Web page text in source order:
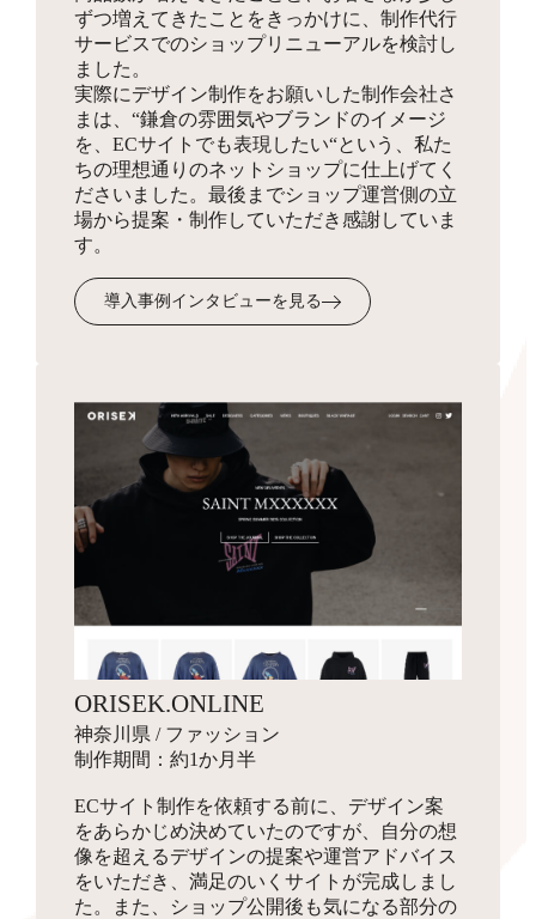
HTMLサイトマップ作成
3,300円
ショップの全体像となりSEO対策にも有効なサイトマッ
プを、フリーページを使って作成します。
受注・入金・発送メール
テンプレ作成
3,300円
お客様へ送付するメール文面のフォーマットを作成・設
同梱物
お見積り
商品を発送する際に同梱する制作物をデザインします。
ずつ増えてきたことをきっかけに、制作代行
サービスでのショップリニューアルを検討し
ました。
実際にデザイン制作をお願いした制作会社さ
まは、“鎌倉の雰囲気やブランドのイメージ
を、ECサイトでも表現したい“という、私た
ちの理想通りのネットショップに仕上げてく
ださいました。最後までショップ運営側の立
場から提案・制作していただき感謝していま
す。
導入事例インタビューを見る
ORISEK.ONLINE
神奈川県 / ファッション
制作期間：約1か月半
ECサイト制作を依頼する前に、デザイン案
をあらかじめ決めていたのですが、自分の想
像を超えるデザインの提案や運営アドバイス
をいただき、満足のいくサイトが完成しまし
た。また、ショップ公開後も気になる部分の